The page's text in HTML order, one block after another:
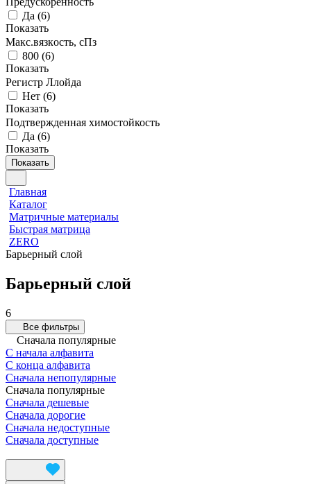
Да (6)
Показать
Макс.вязкoсть, сПз
800 (6)
Показать
Регистр Ллойда
Нет (6)
Показать
Подтвержденная химостойкость
Да (6)
Показать
Показать
Главная
Каталог
Матричные материалы
Быстрая матрица
ZERO
Барьерный слой
Барьерный слой
6
Все фильтры
Сначала популярные
С начала алфавита
С конца алфавита
Сначала непопулярные
Сначала популярные
Сначала дешевые
Сначала дорогие
Сначала недоступные
Сначала доступные